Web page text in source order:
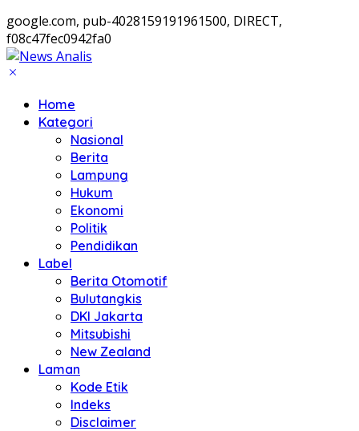
google.com, pub-4028159191961500, DIRECT,
f08c47fec0942fa0
Home
Kategori
Nasional
Berita
Lampung
Hukum
Ekonomi
Politik
Pendidikan
Label
Berita Otomotif
Bulutangkis
DKI Jakarta
Mitsubishi
New Zealand
Laman
Kode Etik
Indeks
Disclaimer